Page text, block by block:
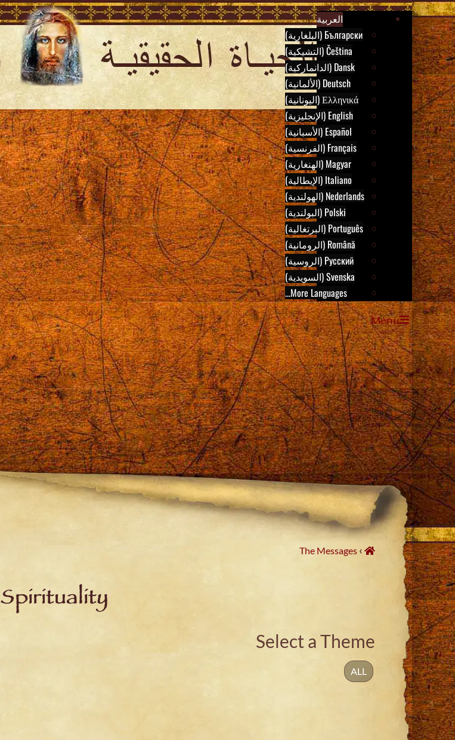
Skip
to
content
العربية
Български (البلغارية)
Čeština (التشيكية)
Dansk (الدانماركية)
Deutsch (الألمانية)
Ελληνικά (اليونانية)
English (الإنجليزية)
Español (الأسبانية)
Français (الفرنسية)
Magyar (الهنغارية)
Italiano (الإيطالية)
Nederlands (الهولندية)
Polski (البولندية)
Português (البرتغالية)
Română (الرومانية)
Русский (الروسية)
Svenska (السويدية)
More Languages...
Menu
›
The Messages
Spirituality
Select a Theme
ALL